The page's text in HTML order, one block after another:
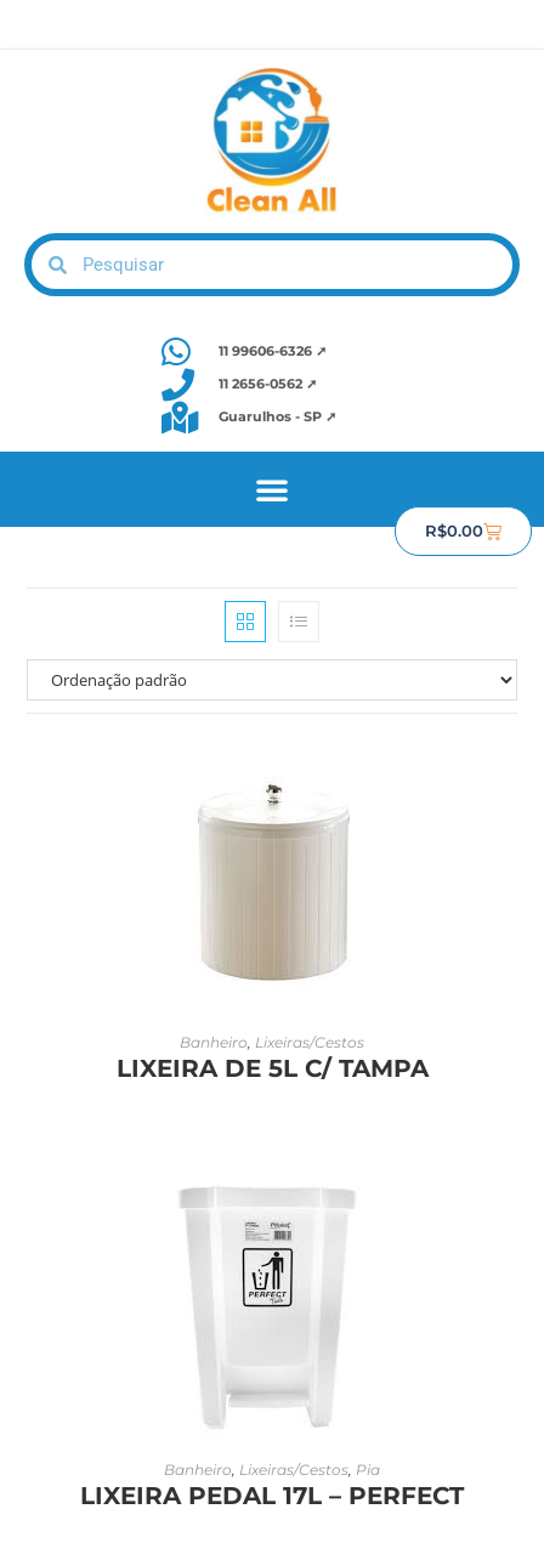
11 99606-6326 ➚
11 2656-0562 ➚
Guarulhos - SP ➚
R$0.00
LEIA MAIS
Banheiro, Lixeiras/Cestos
LIXEIRA DE 5L C/ TAMPA
LEIA MAIS
Banheiro Lixeiras/Cestos Pia
LIXEIRA PEDAL 17L – PERFECT